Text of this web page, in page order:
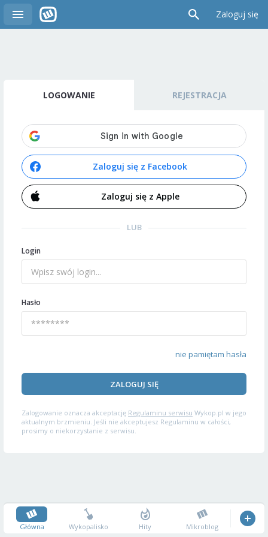
Zaloguj się
LOGOWANIE REJESTRACJA
Zaloguj się z Facebook
Zaloguj się z Apple
LUB
Login
Hasło
nie pamiętam hasła
ZALOGUJ SIĘ
Zalogowanie oznacza akceptację Regulaminu serwisu Wykop.pl w jego
aktualnym brzmieniu. Jeśli nie akceptujesz Regulaminu w całości,
prosimy o niekorzystanie z serwisu.
Główna Wykopalisko Hity Mikroblog